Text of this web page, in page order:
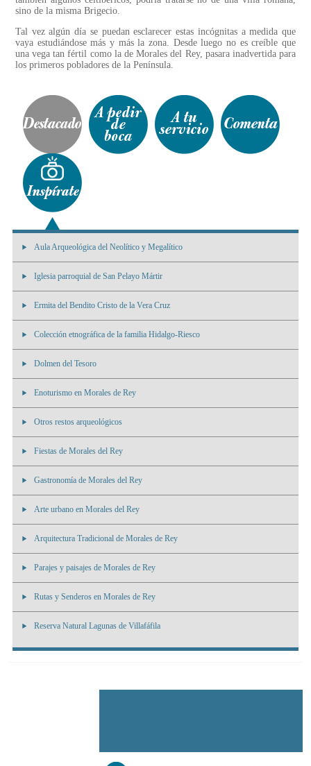
sino de la misma Brigecio.
Tal vez algún día se puedan esclarecer estas incógnitas a medida que
vaya estudiándose más y más la zona. Desde luego no es creíble que
una vega tan fértil como la de Morales del Rey, pasara inadvertida para
los primeros pobladores de la Península.
Aula Arqueológica del Neolítico y Megalítico
Iglesia parroquial de San Pelayo Mártir
Ermita del Bendito Cristo de la Vera Cruz
Colección etnográfica de la familia Hidalgo-Riesco
Dolmen del Tesoro
Enoturismo en Morales de Rey
Otros restos arqueológicos
Fiestas de Morales del Rey
Gastronomía de Morales del Rey
Arte urbano en Morales del Rey
Arquitectura Tradicional de Morales de Rey
Parajes y paisajes de Morales de Rey
Rutas y Senderos en Morales de Rey
Reserva Natural Lagunas de Villafáfila